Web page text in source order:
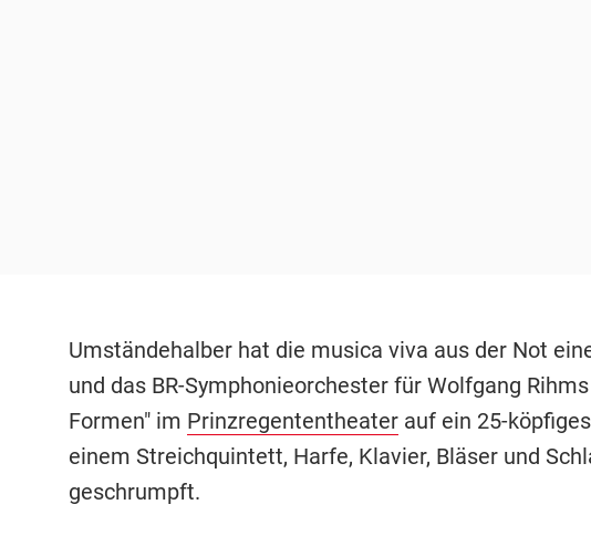
Umständehalber hat die musica viva aus der Not
und das BR-Symphonieorchester für Wolfgang
Formen" im Prinzregententheaterauf ein 25-
einem Streichquintett, Harfe, Klavier, Bläser und
geschrumpft.